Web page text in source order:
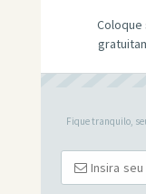
Coloque
Fique tranquilo,